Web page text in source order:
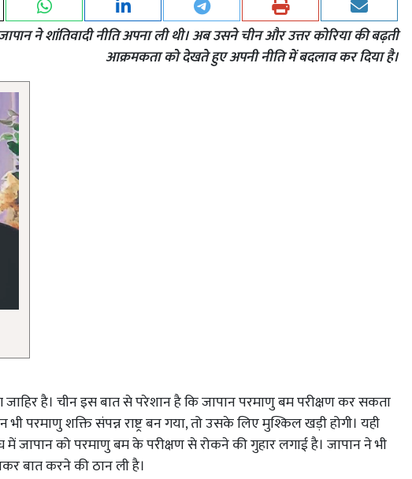
ने शांतिवादी नीति अपना ली थी। अब उसने चीन और उत्तर कोरिया की बढ़ती
आक्रमकता को देखते हुए अपनी नीति में बदलाव कर दिया है।
है। चीन इस बात से परेशान है कि जापान परमाणु बम परीक्षण कर सकता
परमाणु शक्ति संपन्न राष्ट्र बन गया, तो उसके लिए मुश्किल खड़ी होगी। यही
में जापान को परमाणु बम के परीक्षण से रोकने की गुहार लगाई है। जापान ने भी
बात करने की ठान ली है।